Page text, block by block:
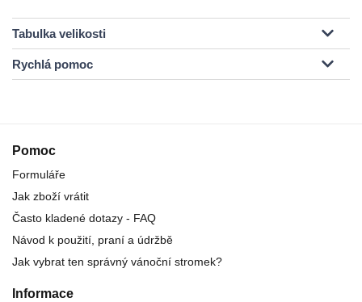
Tabulka velikosti
Rychlá pomoc
Pomoc
Formuláře
Jak zboží vrátit
Často kladené dotazy - FAQ
Návod k použití, praní a údržbě
Jak vybrat ten správný vánoční stromek?
Informace